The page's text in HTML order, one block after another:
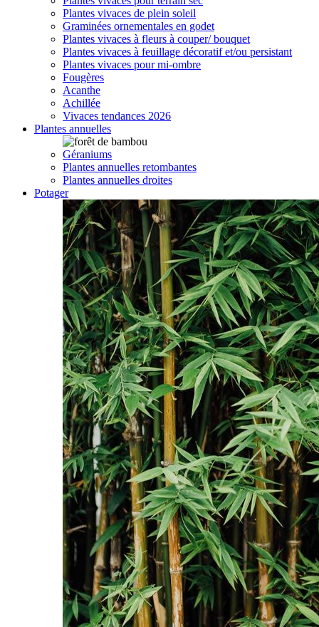
Plantes vivaces de plein soleil
Graminées ornementales en godet
Plantes vivaces à fleurs à couper/ bouquet
Plantes vivaces à feuillage décoratif et/ou persistant
Plantes vivaces pour mi-ombre
Fougères
Acanthe
Achillée
Vivaces tendances 2026
Plantes annuelles
Géraniums
Plantes annuelles retombantes
Plantes annuelles droites
Potager